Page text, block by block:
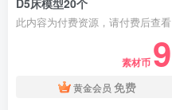
此内容为付费资源，请付费后查看
素材币 9
黄金会员 免费